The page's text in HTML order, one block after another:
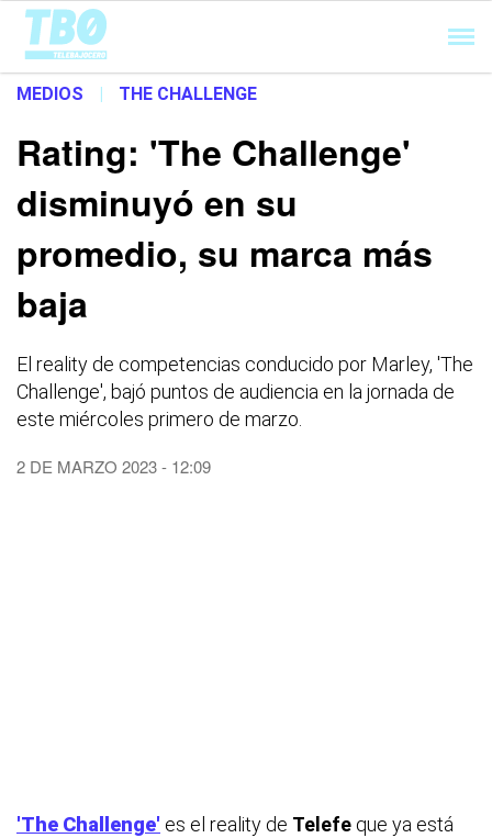
Cargando...
MEDIOS | THE CHALLENGE
Rating: 'The Challenge'
disminuyó en su
promedio, su marca más
baja
El reality de competencias conducido por Marley, 'The
Challenge', bajó puntos de audiencia en la jornada de
este miércoles primero de marzo.
2 DE MARZO 2023 - 12:09
'The Challenge' es el reality de Telefe que ya está